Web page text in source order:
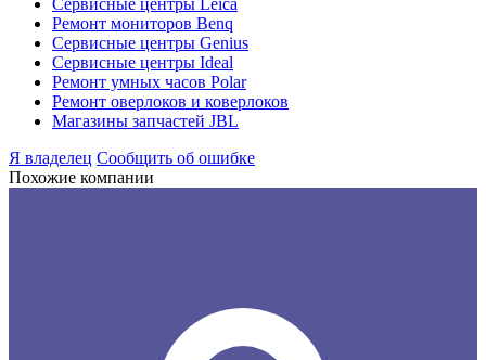
Ремонт мониторов Benq
Сервисные центры Genius
Сервисные центры Ideal
Ремонт умных часов Polar
Ремонт оверлоков и коверлоков
Магазины запчастей JBL
Я владелец Сообщить об ошибке
Похожие компании